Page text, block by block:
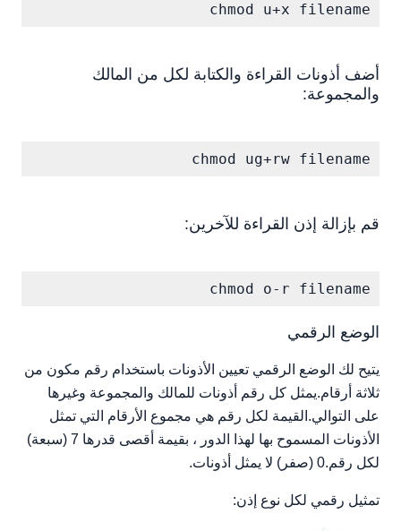
chmod u+x filename
أضف أذونات القراءة والكتابة لكل من المالك
والمجموعة:
chmod ug+rw filename
قم بإزالة إذن القراءة للآخرين:
chmod o-r filename
الوضع الرقمي
يتيح لك الوضع الرقمي تعيين الأذونات باستخدام رقم مكون من
ثلاثة أرقام.يمثل كل رقم أذونات للمالك والمجموعة وغيرها
على التوالي.القيمة لكل رقم هي مجموع الأرقام التي تمثل
الأذونات المسموح بها لهذا الدور ، بقيمة أقصى قدرها 7 (سبعة)
لكل رقم.0 (صفر) لا يمثل أذونات.
تمثيل رقمي لكل نوع إذن: